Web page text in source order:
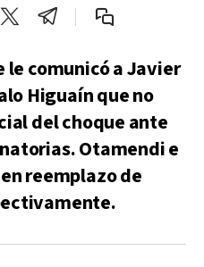
le comunicó a Javier
Higuaín que no
del choque ante
Otamendi e
reemplazo de